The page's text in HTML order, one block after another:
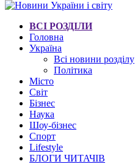
ВСІ РОЗДІЛИ
Головна
Україна
Всі новини розділу
Політика
Місто
Світ
Бізнес
Наука
Шоу-бізнес
Спорт
Lifestyle
БЛОГИ ЧИТАЧІВ